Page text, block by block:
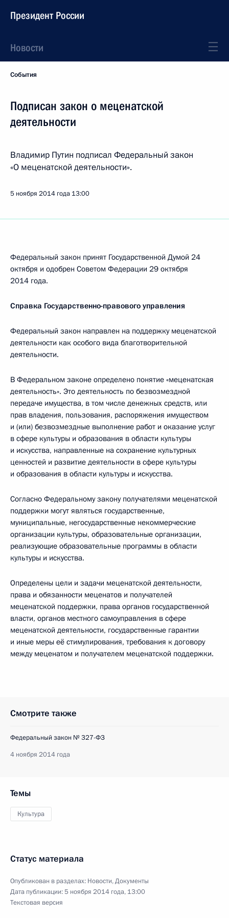
Президент России
Новости
События
Подписан закон о меценатской
деятельности
Владимир Путин подписал Федеральный закон
«О меценатской деятельности».
5 ноября 2014 года 13:00
Федеральный закон принят Государственной Думой 24
октября и одобрен Советом Федерации 29 октября
2014 года.
Справка Государственно-правового управления
Федеральный закон направлен на поддержку меценатской
деятельности как особого вида благотворительной
деятельности.
В Федеральном законе определено понятие «меценатская
деятельность». Это деятельность по безвозмездной
передаче имущества, в том числе денежных средств, или
прав владения, пользования, распоряжения имуществом
и (или) безвозмездные выполнение работ и оказание услуг
в сфере культуры и образования в области культуры
и искусства, направленные на сохранение культурных
ценностей и развитие деятельности в сфере культуры
и образования в области культуры и искусства.
Согласно Федеральному закону получателями меценатской
поддержки могут являться государственные,
муниципальные, негосударственные некоммерческие
организации культуры, образовательные организации,
реализующие образовательные программы в области
культуры и искусства.
Определены цели и задачи меценатской деятельности,
права и обязанности меценатов и получателей
меценатской поддержки, права органов государственной
власти, органов местного самоуправления в сфере
меценатской деятельности, государственные гарантии
и иные меры её стимулирования, требования к договору
между меценатом и получателем меценатской поддержки.
Смотрите также
Федеральный закон № 327-ФЗ
4 ноября 2014 года
Темы
Культура
Статус материала
Опубликован в разделах: Новости,Документы
Дата публикации:5 ноября 2014 года, 13:00
Текстовая версия